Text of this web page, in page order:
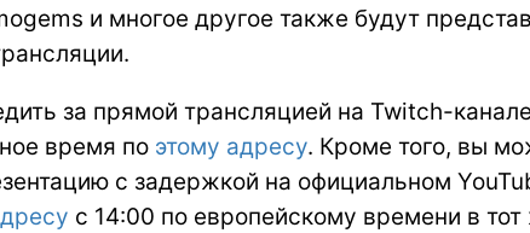
и многое другое также будут
за прямой трансляцией на Twitch-
время по этому адресу. Кроме того, вы
с задержкой на официальном
с 14:00 по европейскому времени в